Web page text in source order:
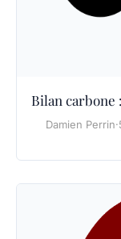
Bilan carbone
Damien Perrin·